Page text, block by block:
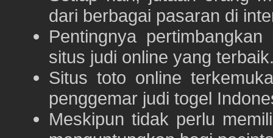
dari berbagai pasaran di
Pentingnya
situs judi online yang
Situs toto online
penggemar judi togel
Meskipun tidak perlu